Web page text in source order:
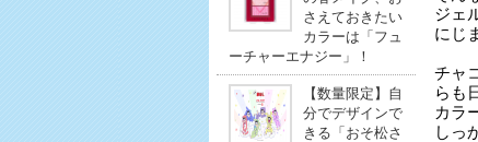
さえておきたい
カラーは「フュ
ーチャーエナジー」！
【数量限定】自
分でデザインで
きる「おそ松さ
ジェ
にじ
チャ
らも
カラ
しっ